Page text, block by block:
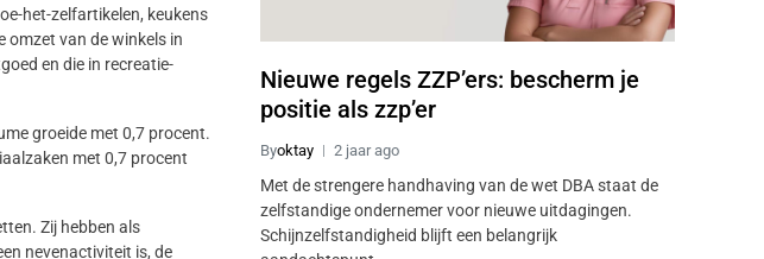
het-zelfartikelen, keukens
omzet van de winkels in
en die in recreatie-
groeide met 0,7 procent.
met 0,7 procent
Zij hebben als
nevenactiviteit is, de
Nieuwe regels ZZP’ers: bescherm je
positie als zzp’er
Byoktay 2 jaar ago
Met de strengere handhaving van de wet DBA staat de
zelfstandige ondernemer voor nieuwe uitdagingen.
Schijnzelfstandigheid blijft een belangrijk